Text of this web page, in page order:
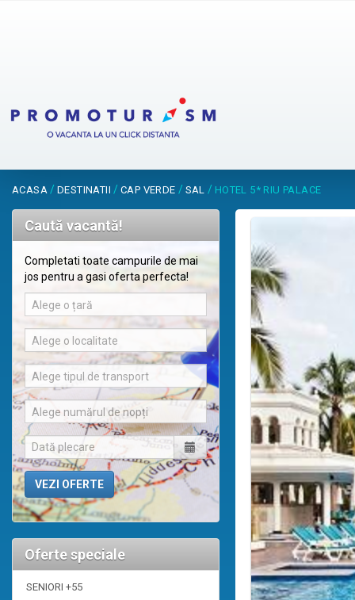
ACASA / DESTINATII / CAP VERDE / SAL / HOTEL 5* RIU PALACE
Caută vacantă!
Completati toate campurile de mai
jos pentru a gasi oferta perfecta!
Alege o țară
Alege o localitate
Alege tipul de transport
Alege numărul de nopți
Oferte speciale
SENIORI +55